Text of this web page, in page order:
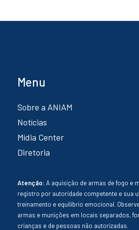
Menu
Sobre a ANIAM
Notícias
Mídia Center
Diretoria
Atenção: A aquisição de armas de fogo e
registro por autoridade competente e sua
treinamento e equilíbrio emocional.
armas e munições em locais separados,
crianças e de pessoas não autorizadas.